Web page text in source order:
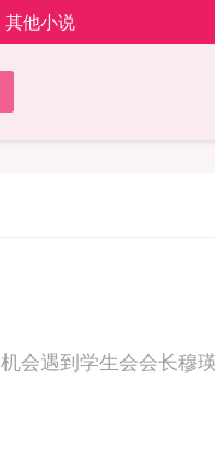
其他小说
会遇到学生会会长穆